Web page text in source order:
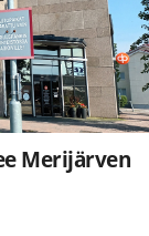
Merijärven